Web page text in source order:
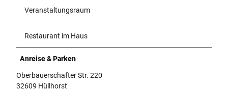
Veranstaltungsraum
Restaurant im Haus
Anreise & Parken
Oberbauerschafter Str. 220
32609 Hüllhorst